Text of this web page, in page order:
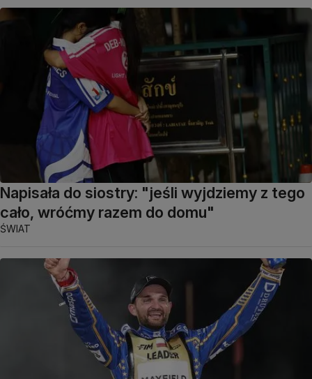
Napisała do siostry: "jeśli wyjdziemy z tego
cało, wróćmy razem do domu"
ŚWIAT